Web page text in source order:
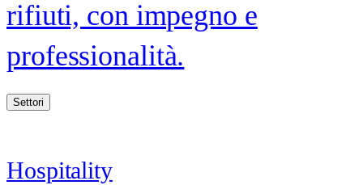
rifiuti, con impegno e
professionalità.
Settori
Hospitality